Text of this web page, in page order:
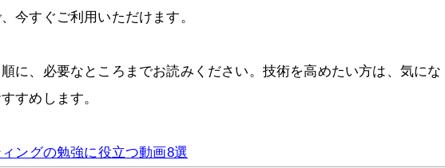
今すぐご利用いただけます。
に、必要なところまでお読みください。技術を高めたい方は、気にな
すめします。
ィングの勉強に役立つ動画8選